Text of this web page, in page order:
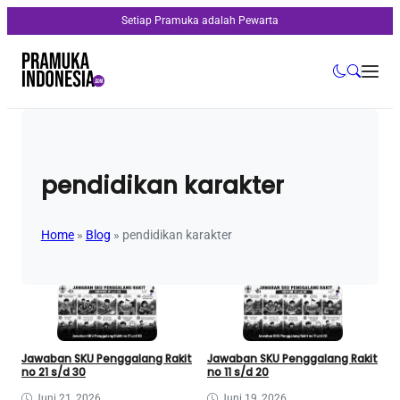
Setiap Pramuka adalah Pewarta
pendidikan karakter
Home» Blog » pendidikan karakter
Jawaban SKU Penggalang Rakit
no 21 s/d 30
Jawaban SKU Penggalang Rakit
no 11 s/d 20